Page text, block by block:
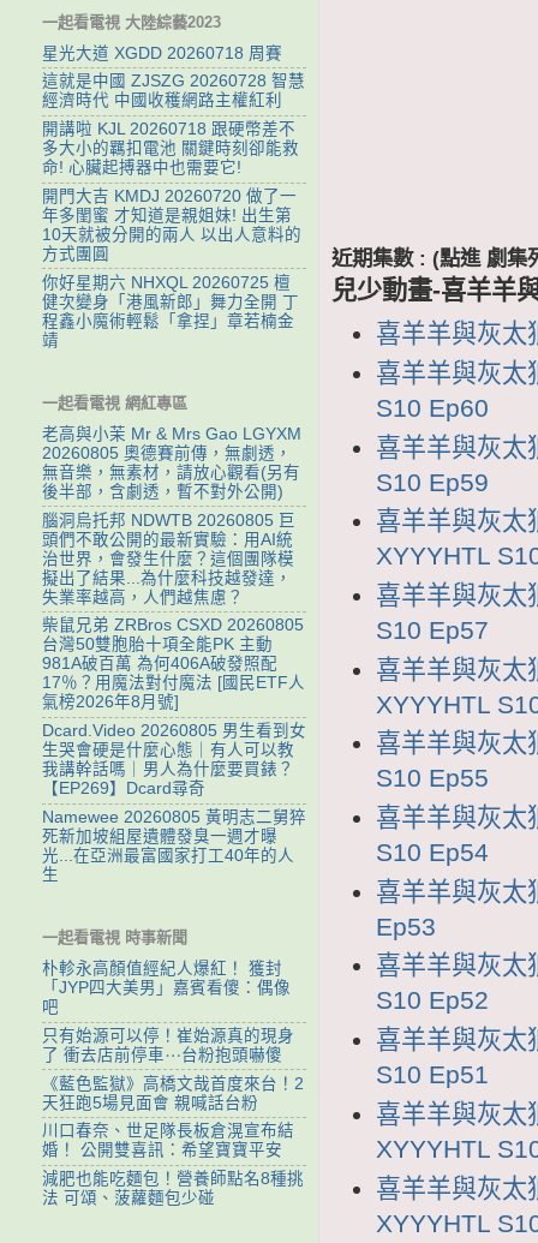
近期集數 : (點進 劇集
兒少動畫-喜羊羊
喜羊羊與灰太
喜羊羊與灰太
S10 Ep60
喜羊羊與灰太
S10 Ep59
喜羊羊與灰太
XYYYHTL
喜羊羊與灰太
S10 Ep57
喜羊羊與灰太
XYYYHTL
喜羊羊與灰太
S10 Ep55
喜羊羊與灰太
S10 Ep54
喜羊羊與灰太
Ep53
喜羊羊與灰太
S10 Ep52
喜羊羊與灰太
S10 Ep51
喜羊羊與灰太
XYYYHTL
喜羊羊與灰太
XYYYHTL
一起看電視 大陸綜藝2023
星光大道 XGDD 20260718 周賽
這就是中國 ZJSZG 20260728 智慧
經濟時代 中國收穫網路主權紅利
開講啦 KJL 20260718 跟硬幣差不
多大小的羈扣電池 關鍵時刻卻能救
命! 心臟起搏器中也需要它!
開門大吉 KMDJ 20260720 做了一
年多閨蜜 才知道是親姐妹! 出生第
10天就被分開的兩人 以出人意料的
方式團圓
你好星期六 NHXQL 20260725 檀
健次變身「港風新郎」舞力全開 丁
程鑫小魔術輕鬆「拿捏」章若楠金
靖
一起看電視 網紅專區
老高與小茉 Mr & Mrs Gao LGYXM
20260805 奧德賽前傳，無劇透，
無音樂，無素材，請放心觀看(另有
後半部，含劇透，暫不對外公開)
腦洞烏托邦 NDWTB 20260805 巨
頭們不敢公開的最新實驗：用AI統
治世界，會發生什麼？這個團隊模
擬出了結果...為什麼科技越發達，
失業率越高，人們越焦慮？
柴鼠兄弟 ZRBros CSXD 20260805
台灣50雙胞胎十項全能PK 主動
981A破百萬 為何406A破發照配
17％？用魔法對付魔法 [國民ETF人
氣榜2026年8月號]
Dcard.Video 20260805 男生看到女
生哭會硬是什麼心態｜有人可以教
我講幹話嗎｜男人為什麼要買錶？
【EP269】Dcard尋奇
Namewee 20260805 黃明志二舅猝
死新加坡組屋遺體發臭一週才曝
光...在亞洲最富國家打工40年的人
生
一起看電視 時事新聞
朴軫永高顏值經紀人爆紅！ 獲封
「JYP四大美男」嘉賓看傻：偶像
吧
只有始源可以停！崔始源真的現身
了 衝去店前停車⋯台粉抱頭嚇傻
《藍色監獄》高橋文哉首度來台！2
天狂跑5場見面會 親喊話台粉
川口春奈、世足隊長板倉滉宣布結
婚！ 公開雙喜訊：希望寶寶平安
減肥也能吃麵包！營養師點名8種挑
法 可頌、菠蘿麵包少碰